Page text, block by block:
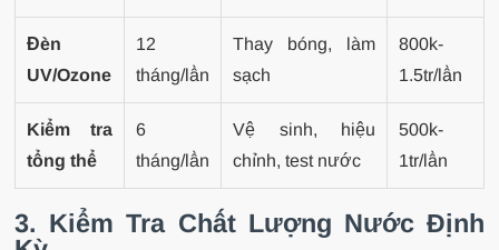
Đèn
UV/Ozone
12
tháng/lần
Thay bóng, làm
sạch
800k-
1.5tr/lần
Kiểm tra
tổng thể
6
tháng/lần
Vệ sinh, hiệu
chỉnh, test nước
500k-
1tr/lần
3. Kiểm Tra Chất Lượng Nước Định